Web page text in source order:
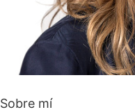
Sobre mí